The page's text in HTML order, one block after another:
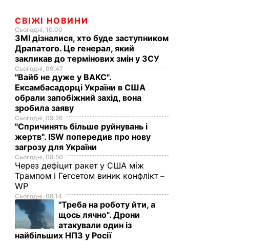
СВІЖІ НОВИНИ
Сьогодні, 10.00
ЗМІ дізналися, хто буде заступником
Драпатого. Це генерал, який
закликав до термінових змін у ЗСУ
Сьогодні, 09.47
"Вайб не дуже у ВАКС".
Ексамбасадорці України в США
обрали запобіжний захід, вона
зробила заяву
Сьогодні, 09.26
"Спричинять більше руйнувань і
жертв". ISW попередив про нову
загрозу для України
Сьогодні, 08.50
Через дефіцит ракет у США між
Трампом і Гегсетом виник конфлікт –
WP
Сьогодні, 08.14
"Треба на роботу йти, а
щось лячно". Дрони
атакували один із
найбільших НПЗ у Росії